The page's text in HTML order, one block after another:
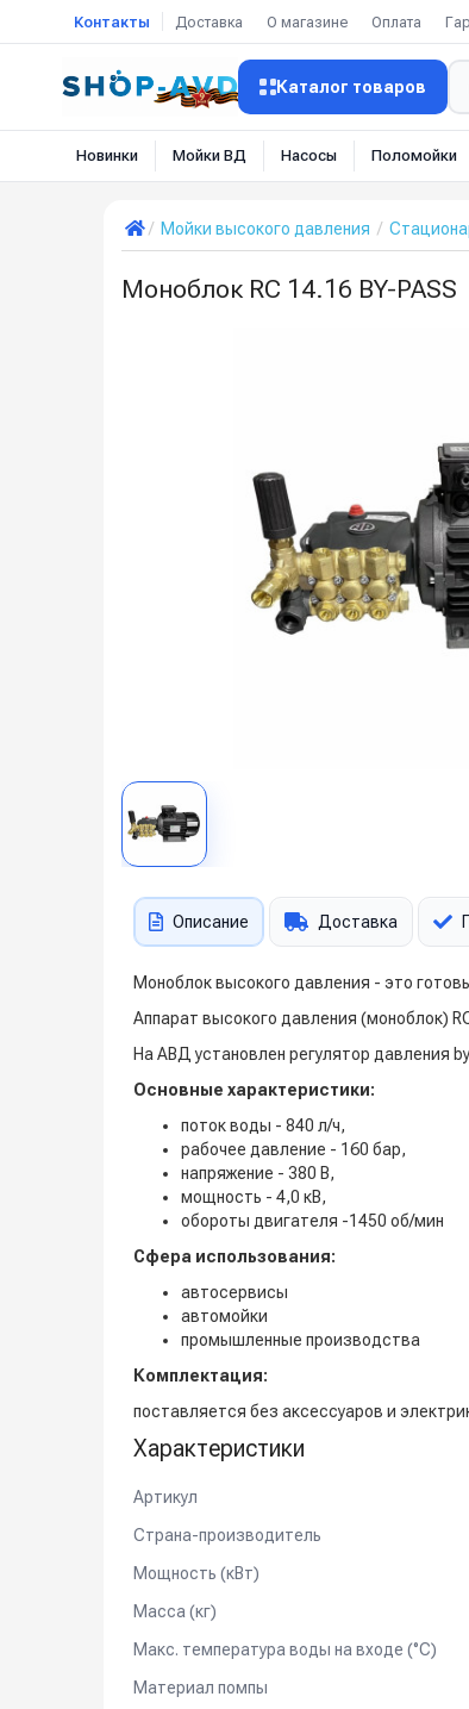
Контакты Доставка О магазине Оплата
Каталог товаров
Новинки Мойки ВД Насосы Поломойки
Мойки высокого давления
Моноблок RC 14.16 BY-PASS
Описание Доставка
Моноблок высокого давления - это
Аппарат высокого давления (моноблок)
На АВД установлен регулятор давления
Основные характеристики:
поток воды - 840 л/ч,
рабочее давление - 160 бар,
напряжение - 380 В,
мощность - 4,0 кВ,
обороты двигателя -1450 об/мин
Сфера использования:
автосервисы
автомойки
промышленные производства
Комплектация:
поставляется без аксессуаров и
Характеристики
Артикул
Страна-производитель
Мощность (кВт)
Масса (кг)
Макс. температура воды на входе (°C)
Материал помпы